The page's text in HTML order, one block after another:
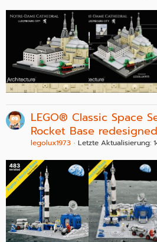
LEGO® Classic Space
Rocket Base redesigned
legolux1973 Letzte Aktualisierung: